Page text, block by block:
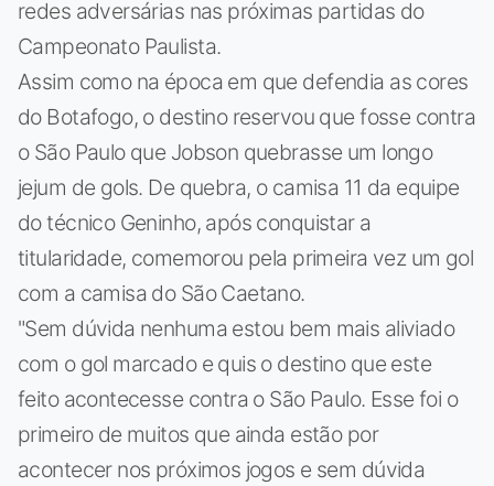
redes adversárias nas próximas partidas do
Campeonato Paulista.
Assim como na época em que defendia as cores
do Botafogo, o destino reservou que fosse contra
o São Paulo que Jobson quebrasse um longo
jejum de gols. De quebra, o camisa 11 da equipe
do técnico Geninho, após conquistar a
titularidade, comemorou pela primeira vez um gol
com a camisa do São Caetano.
"Sem dúvida nenhuma estou bem mais aliviado
com o gol marcado e quis o destino que este
feito acontecesse contra o São Paulo. Esse foi o
primeiro de muitos que ainda estão por
acontecer nos próximos jogos e sem dúvida